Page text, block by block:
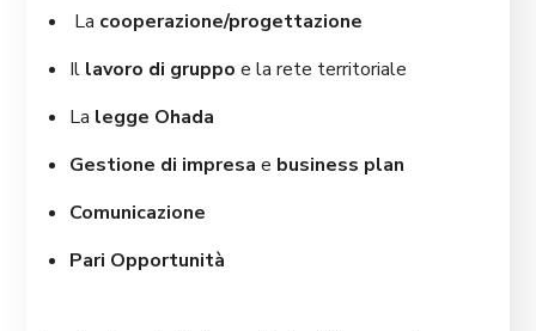
La cooperazione/progettazione
Il lavoro di gruppo e la rete territoriale
La legge Ohada
Gestione di impresa e business plan
Comunicazione
Pari Opportunità